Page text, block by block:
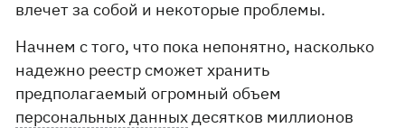
влечет за собой и некоторые проблемы.
Начнем с того, что пока непонятно, насколько
надежно реестр сможет хранить
предполагаемый огромный объем
персональных данныхдесятков миллионов